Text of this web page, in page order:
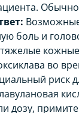
боль и
во
риск
дозу,